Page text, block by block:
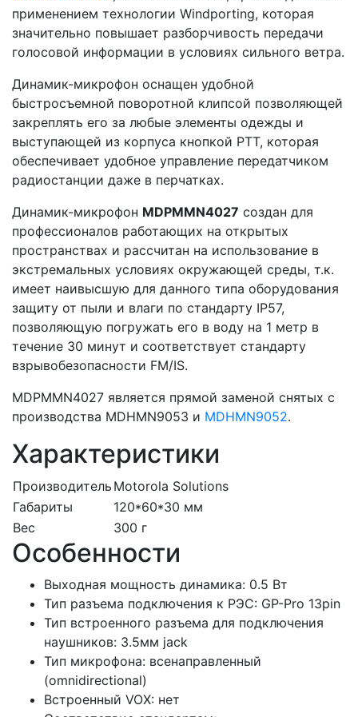
применением технологии Windporting, которая
значительно повышает разборчивость передачи
голосовой информации в условиях сильного ветра.
Динамик-микрофон оснащен удобной
быстросъемной поворотной клипсой позволяющей
закреплять его за любые элементы одежды и
выступающей из корпуса кнопкой PTT, которая
обеспечивает удобное управление передатчиком
радиостанции даже в перчатках.
Динамик-микрофон MDPMMN4027 создан для
профессионалов работающих на открытых
пространствах и рассчитан на использование в
экстремальных условиях окружающей среды, т.к.
имеет наивысшую для данного типа оборудования
защиту от пыли и влаги по стандарту IP57,
позволяющую погружать его в воду на 1 метр в
течение 30 минут и соответствует стандарту
взрывобезопасности FM/IS.
MDPMMN4027 является прямой заменой снятых с
производства MDHMN9053 и MDHMN9052.
Характеристики
Производитель Motorola Solutions
Габариты
120*60*30 мм
Вес
300 г
Особенности
Выходная мощность динамика: 0.5 Вт
Тип разъема подключения к РЭС: GP-Pro 13pin
Тип встроенного разъема для подключения
наушников: 3.5мм jack
Тип микрофона: всенаправленный
(omnidirectional)
Встроенный VOX: нет